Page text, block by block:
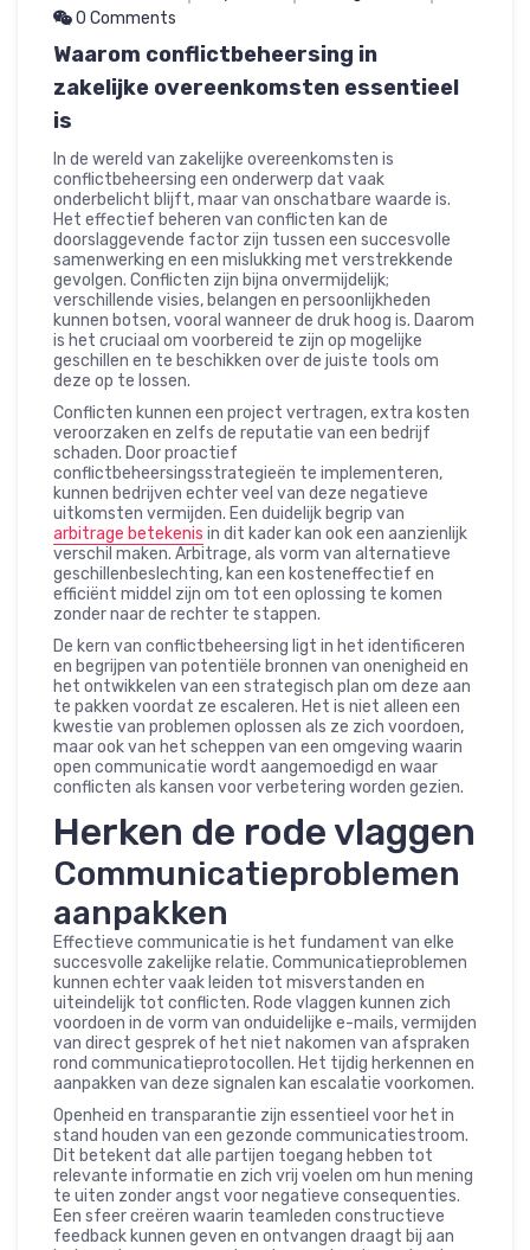
0 Comments
Waarom conflictbeheersing in
zakelijke overeenkomsten essentieel
is
In de wereld van zakelijke overeenkomsten is
conflictbeheersing een onderwerp dat vaak
onderbelicht blijft, maar van onschatbare waarde is.
Het effectief beheren van conflicten kan de
doorslaggevende factor zijn tussen een succesvolle
samenwerking en een mislukking met verstrekkende
gevolgen. Conflicten zijn bijna onvermijdelijk;
verschillende visies, belangen en persoonlijkheden
kunnen botsen, vooral wanneer de druk hoog is. Daarom
is het cruciaal om voorbereid te zijn op mogelijke
geschillen en te beschikken over de juiste tools om
deze op te lossen.
Conflicten kunnen een project vertragen, extra kosten
veroorzaken en zelfs de reputatie van een bedrijf
schaden. Door proactief
conflictbeheersingsstrategieën te implementeren,
kunnen bedrijven echter veel van deze negatieve
uitkomsten vermijden. Een duidelijk begrip van
arbitrage betekenis in dit kader kan ook een aanzienlijk
verschil maken. Arbitrage, als vorm van alternatieve
geschillenbeslechting, kan een kosteneffectief en
efficiënt middel zijn om tot een oplossing te komen
zonder naar de rechter te stappen.
De kern van conflictbeheersing ligt in het identificeren
en begrijpen van potentiële bronnen van onenigheid en
het ontwikkelen van een strategisch plan om deze aan
te pakken voordat ze escaleren. Het is niet alleen een
kwestie van problemen oplossen als ze zich voordoen,
maar ook van het scheppen van een omgeving waarin
open communicatie wordt aangemoedigd en waar
conflicten als kansen voor verbetering worden gezien.
Herken de rode vlaggen
Communicatieproblemen
aanpakken
Effectieve communicatie is het fundament van elke
succesvolle zakelijke relatie. Communicatieproblemen
kunnen echter vaak leiden tot misverstanden en
uiteindelijk tot conflicten. Rode vlaggen kunnen zich
voordoen in de vorm van onduidelijke e-mails, vermijden
van direct gesprek of het niet nakomen van afspraken
rond communicatieprotocollen. Het tijdig herkennen en
aanpakken van deze signalen kan escalatie voorkomen.
Openheid en transparantie zijn essentieel voor het in
stand houden van een gezonde communicatiestroom.
Dit betekent dat alle partijen toegang hebben tot
relevante informatie en zich vrij voelen om hun mening
te uiten zonder angst voor negatieve consequenties.
Een sfeer creëren waarin teamleden constructieve
feedback kunnen geven en ontvangen draagt bij aan